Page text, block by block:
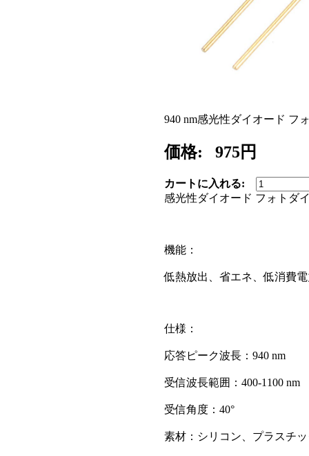
940 nm感光性ダイオード フ
価格: 975円
カートに入れる:
感光性ダイオード フォトダ
機能：
低熱放出、省エネ、低消費
仕様：
応答ピーク波長：940 nm
受信波長範囲：400-1100 nm
受信角度：40°
素材：シリコン、プラスチ